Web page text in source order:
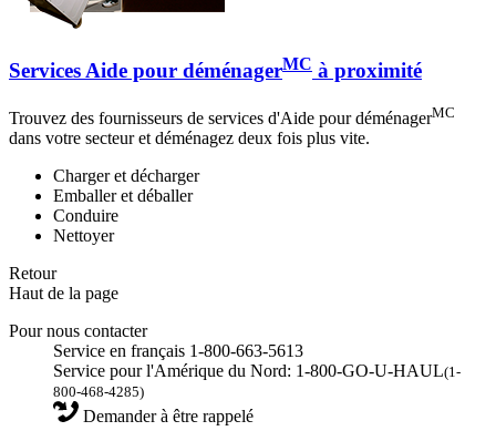
Services Aide pour déménagerMC à proximité
Trouvez des fournisseurs de services d'Aide pour déménagerMC
dans votre secteur et déménagez deux fois plus vite.
Charger et décharger
Emballer et déballer
Conduire
Nettoyer
Retour
Haut de la page
Pour nous contacter
Service en français 1-800-663-5613
Service pour l'Amérique du Nord: 1-800-GO-U-HAUL(1-
800-468-4285)
Demander à être rappelé